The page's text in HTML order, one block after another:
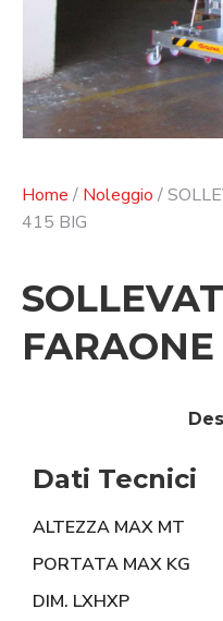
Home / Noleggio /
415 BIG
Dati Tecnici
ALTEZZA MAX MT
PORTATA MAX KG
DIM. LXHXP